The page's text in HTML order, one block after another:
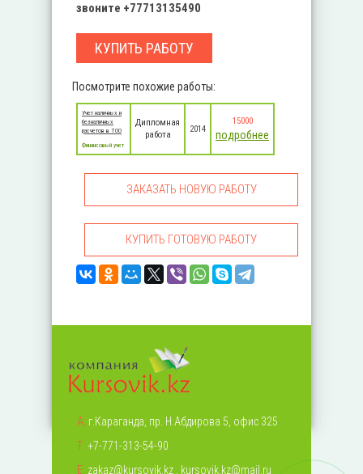
звоните +77713135490
КУПИТЬ РАБОТУ
Посмотрите похожие работы:
Учет наличных и
безналичных
расчетов в ТОО
Финансовый учет
Дипломная
работа
2014
15000
подробнее
ЗАКАЗАТЬ НОВУЮ РАБОТУ
КУПИТЬ ГОТОВУЮ РАБОТУ
А: г.Караганда, пр. Н.Абдирова 5, офис 325
Т: +7-771-313-54-90
Е: zakaz@kursovik.kz kursovik.kz@mail.ru